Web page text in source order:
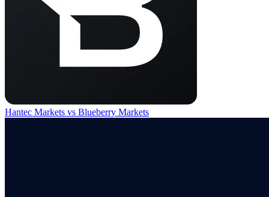
Hantec Markets vs Blueberry Markets